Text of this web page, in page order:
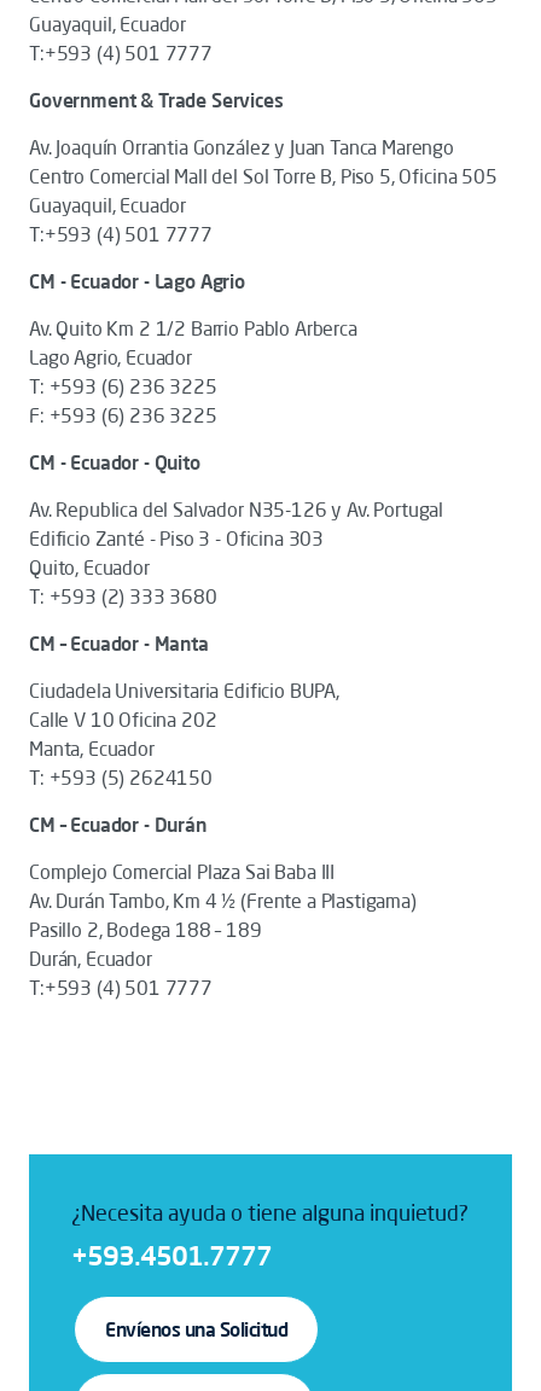
Guayaquil, Ecuador
T:+593 (4) 501 7777
Government & Trade Services
Av. Joaquín Orrantia González y Juan Tanca Marengo
Centro Comercial Mall del Sol Torre B, Piso 5, Oficina 505
Guayaquil, Ecuador
T:+593 (4) 501 7777
CM - Ecuador - Lago Agrio
Av. Quito Km 2 1/2 Barrio Pablo Arberca
Lago Agrio, Ecuador
T: +593 (6) 236 3225
F: +593 (6) 236 3225
CM - Ecuador - Quito
Av. Republica del Salvador N35-126 y Av. Portugal
Edificio Zanté - Piso 3 - Oficina 303
Quito, Ecuador
T: +593 (2) 333 3680
CM – Ecuador - Manta
Ciudadela Universitaria Edificio BUPA,
Calle V 10 Oficina 202
Manta, Ecuador
T: +593 (5) 2624150
CM – Ecuador - Durán
Complejo Comercial Plaza Sai Baba III
Av. Durán Tambo, Km 4 ½ (Frente a Plastigama)
Pasillo 2, Bodega 188 – 189
Durán, Ecuador
T:+593 (4) 501 7777
¿Necesita ayuda o tiene alguna inquietud?
+593.4501.7777
Envíenos una Solicitud